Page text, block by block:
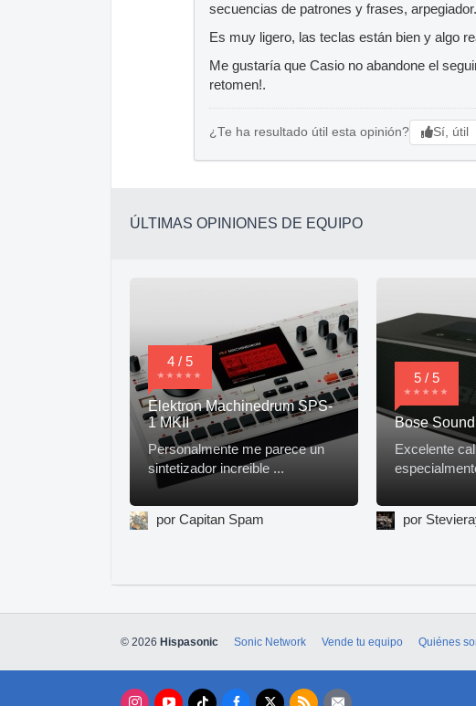
secuencias de patrones y frases,
Es muy ligero, las teclas están bien y algo
Me gustaría que Casio no abandone el
retomen!.
¿Te ha resultado útil esta opinión? Sí, útil
ÚLTIMAS OPINIONES DE EQUIPO
4 / 5
Elektron Machinedrum SPS-
1 MKII
Personalmente me parece un
sintetizador increible ...
por Capitan Spam
5 / 5
Bose
Excelente
por
© 2026 Hispasonic Sonic Network Vende tu equipo Quiénes